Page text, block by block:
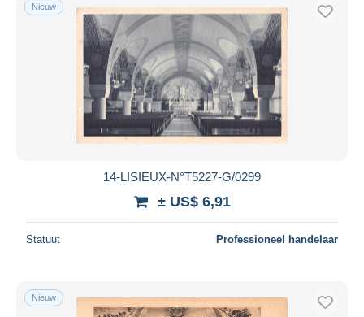
Nieuw
14-LISIEUX-N°T5227-G/0299
± US$ 6,91
Statuut Professioneel handelaar
Nieuw